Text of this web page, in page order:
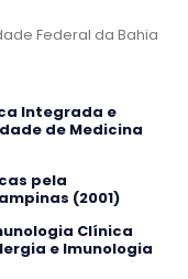
Federal da Bahia
Integrada e
de Medicina
pela
(2001)
Clínica
e Imunologia